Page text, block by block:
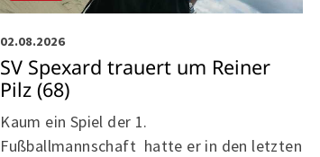
02.08.2026
SV Spexard trauert um Reiner
Pilz (68)
Kaum ein Spiel der 1.
Fußballmannschaft hatte er in den letzten